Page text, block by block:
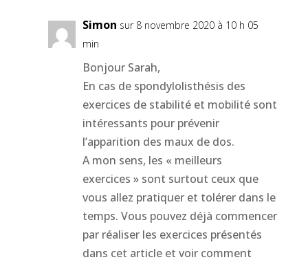
Simon sur 8 novembre 2020 à 10 h 05
min
Bonjour Sarah,
En cas de spondylolisthésis des
exercices de stabilité et mobilité sont
intéressants pour prévenir
l’apparition des maux de dos.
A mon sens, les « meilleurs
exercices » sont surtout ceux que
vous allez pratiquer et tolérer dans le
temps. Vous pouvez déjà commencer
par réaliser les exercices présentés
dans cet article et voir comment